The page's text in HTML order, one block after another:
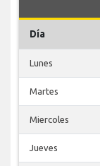
Día
Lunes
Martes
Miercoles
Jueves